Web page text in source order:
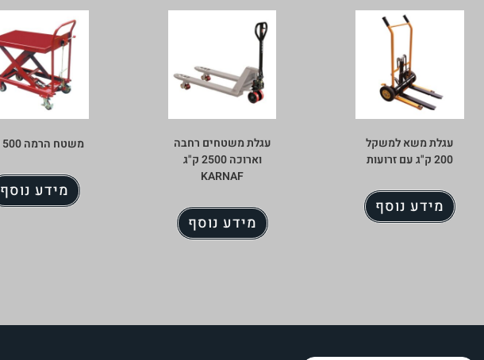
עגלת משא למשקל
200 ק"ג עם זרועות
מידע נוסף
עגלת משטחים רחבה
וארוכה 2500 ק"ג
KARNAF
מידע נוסף
משטח הרמה 500 ק"ג
מידע נוסף